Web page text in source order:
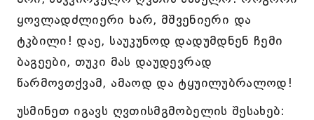
ყოვლადძლიერი ხარ, მშვენიერი და
ტკბილი! დაე, საუკუნოდ დადუმდნენ ჩემი
ბაგეები, თუკი მას დაუდევრად
წარმოვთქვამ, ამაოდ და ტყუილუბრალოდ!
უსმინეთ იგავს ღვთისმგმობელის შესახებ: